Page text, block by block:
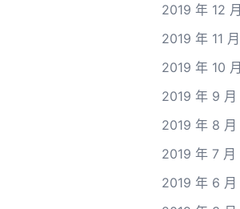
2019 年 12 月
2019 年 11 月
2019 年 10 月
2019 年 9 月
2019 年 8 月
2019 年 7 月
2019 年 6 月